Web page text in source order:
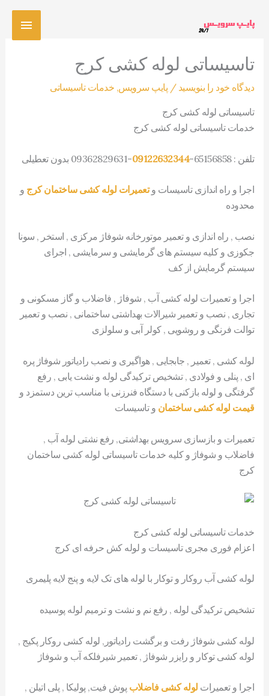
تاسیساتی لوله کشی کرج
دیدگاه‌ خود را بنویسید / پایپ سرویس, خدمات تاسیساتی
تاسیساتی لوله کشی کرج
خدمات تاسیساتی لوله کشی کرج
تلفن : 65156858- 09122632344-09362829631 بدون تعطیلی
اجرا و راه اندازی تاسیسات وتعمیرات لوله کشی ساختمان کرج و
محدوده
نصب , راه اندازی و تعمیر موتورخانه شوفاژ مرکزی , استخر , سونا
جکوزی و کلیه سیستم های گرمایشی و سرمایشی , اجرای
سیستم گرمایش از کف
اجرا و تعمیرات لوله کشی آب , شوفاژ , فاضلاب و گاز مسکونی و
تجاری , نصب و تعمیر شیرالات بهداشتی ساختمانی , نصب و تعمیر
توالت فرنگی و روشویی , کولر آبی و سلولزی
لوله کشی , تعمیر , جابجایی , هواگیری و نصب رادیاتور شوفاژ پره
ای , پنلی و فولادی , تشخیص ترکیدگی لوله و نشت یابی , رفع
گرفتگی و لوله بازکنی با دستگاه فنرزنی با مناسب ترین دستمزد و
قیمت لوله کشی ساختمان و تاسیسات
تعمیرات و بازسازی سرویس بهداشتی, رفع نشتی لوله آب ,
فاضلاب و شوفاژ و کلیه خدمات تاسیساتی لوله کشی ساختمان
کرج
خدمات تاسیساتی لوله کشی کرج
اعزام فوری مجری تاسیسات و لوله کش حرفه ای کرج
لوله کشی آب روکار و توکار با لوله های تک لایه و پنج لایه پلیمری
تشخیص ترکیدگی لوله , رفع نم و نشت و ترمیم لوله پوسیده
لوله کشی شوفاژ رفت و برگشت رادیاتور, لوله کشی روکار پکیج ,
لوله کشی توکار و رایزر شوفاژ , تعمیر شیرفلکه آب و شوفاژ
اجرا و تعمیرات لوله کشی فاضلاب پوش فیت, پولیکا , پلی اتیلن ,